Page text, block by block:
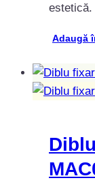
estetică.
Adaugă